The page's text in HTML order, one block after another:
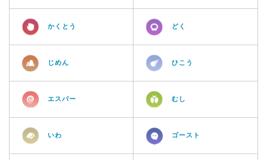
かくとう どく
じめん ひこう
エスパー むし
いわ ゴースト